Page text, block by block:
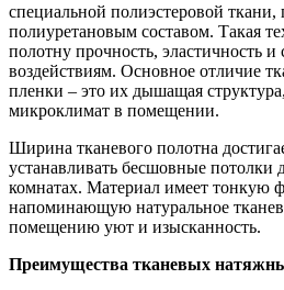
специальной полиэстеровой ткани,
полиуретановым составом. Такая
полотну прочность, эластичность
воздействиям. Основное отличие
пленки – это их дышащая
микроклимат в помещении.
Ширина тканевого полотна
устанавливать бесшовные потолки
комнатах. Материал имеет тонкую
напоминающую натуральное
помещению уют и изысканность.
Преимущества тканевых